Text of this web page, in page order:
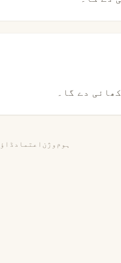
دے گا۔
ہوم وژن اعتماد